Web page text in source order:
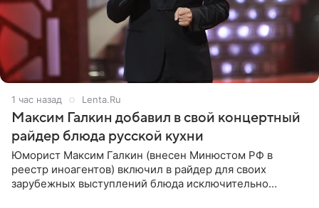
1 час назад Lenta.Ru
Максим Галкин добавил в свой концертный
райдер блюда русской кухни
Юморист Максим Галкин (внесен Минюстом РФ в
реестр иноагентов) включил в райдер для своих
зарубежных выступлений блюда исключительно